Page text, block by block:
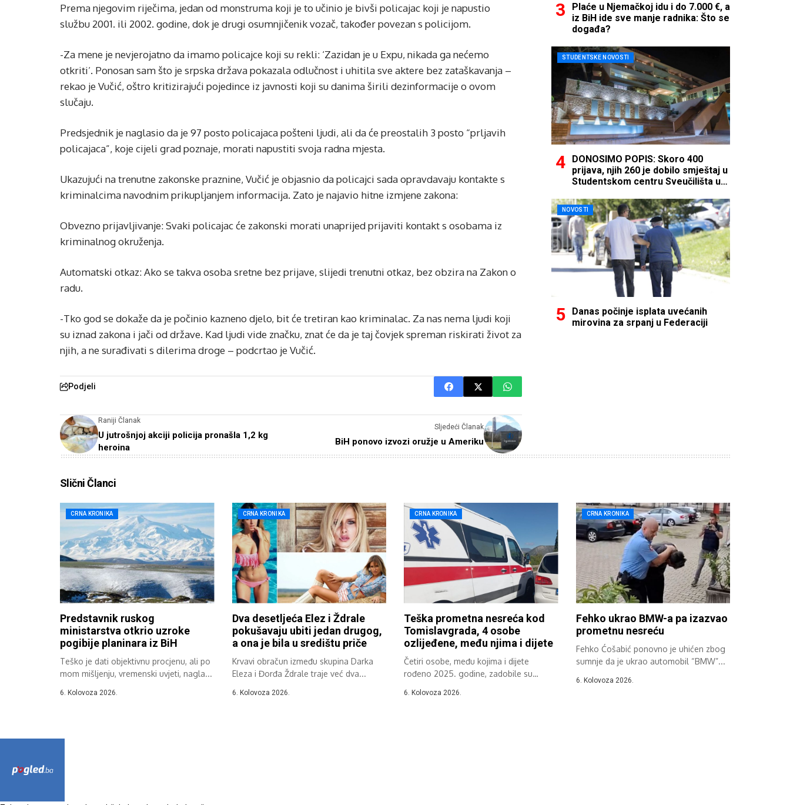
Prema njegovim riječima, jedan od monstruma koji je to učinio je bivši policajac koji je napustio
službu 2001. ili 2002. godine, dok je drugi osumnjičenik vozač, također povezan s policijom.
-Za mene je nevjerojatno da imamo policajce koji su rekli: ‘Zazidan je u Expu, nikada ga nećemo
otkriti’. Ponosan sam što je srpska država pokazala odlučnost i uhitila sve aktere bez zataškavanja –
rekao je Vučić, oštro kritizirajući pojedince iz javnosti koji su danima širili dezinformacije o ovom
slučaju.
Predsjednik je naglasio da je 97 posto policajaca pošteni ljudi, ali da će preostalih 3 posto “prljavih
policajaca”, koje cijeli grad poznaje, morati napustiti svoja radna mjesta.
Ukazujući na trenutne zakonske praznine, Vučić je objasnio da policajci sada opravdavaju kontakte s
kriminalcima navodnim prikupljanjem informacija. Zato je najavio hitne izmjene zakona:
Obvezno prijavljivanje: Svaki policajac će zakonski morati unaprijed prijaviti kontakt s osobama iz
kriminalnog okruženja.
Automatski otkaz: Ako se takva osoba sretne bez prijave, slijedi trenutni otkaz, bez obzira na Zakon o
radu.
-Tko god se dokaže da je počinio kazneno djelo, bit će tretiran kao kriminalac. Za nas nema ljudi koji
su iznad zakona i jači od države. Kad ljudi vide značku, znat će da je taj čovjek spreman riskirati život za
njih, a ne surađivati ​​s dilerima droge – podcrtao je Vučić.
Podjeli
Raniji Članak
U jutrošnjoj akciji policija pronašla 1,2 kg
heroina
Sljedeći Članak
BiH ponovo izvozi oružje u Ameriku
Plaće u Njemačkoj idu i do 7.000 €, a
iz BiH ide sve manje radnika: Što se
događa?
STUDENTSKE NOVOSTI
DONOSIMO POPIS: Skoro 400
prijava, njih 260 je dobilo smještaj u
Studentskom centru Sveučilišta u
NOVOSTI
Danas počinje isplata uvećanih
mirovina za srpanj u Federaciji
Slični Članci
CRNA KRONIKA
Predstavnik ruskog
ministarstva otkrio uzroke
pogibije planinara iz BiH
Teško je dati objektivnu procjenu, ali po
mom mišljenju, vremenski uvjeti, nagla...
6. Kolovoza 2026.
CRNA KRONIKA
Dva desetljeća Elez i Ždrale
pokušavaju ubiti jedan drugog,
a ona je bila u središtu priče
Krvavi obračun između skupina Darka
Eleza i Đorđa Ždrale traje već dva...
6. Kolovoza 2026.
CRNA KRONIKA
Teška prometna nesreća kod
Tomislavgrada, 4 osobe
ozlijeđene, među njima i dijete
Četiri osobe, među kojima i dijete
rođeno 2025. godine, zadobile su
6. Kolovoza 2026.
CRNA KRONIKA
Fehko ukrao BMW-a pa izazvao
prometnu nesreću
Fehko Ćošabić ponovno je uhićen zbog
sumnje da je ukrao automobil “BMW”...
6. Kolovoza 2026.